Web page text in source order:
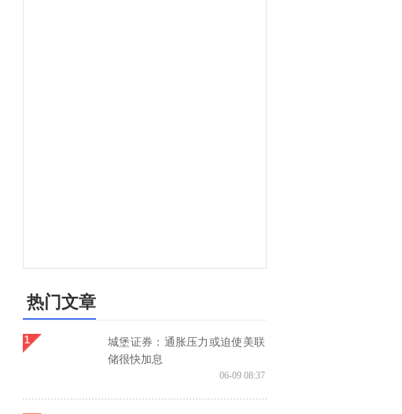
热门文章
城堡证券：通胀压力或迫使美联
储很快加息
06-09 08:37